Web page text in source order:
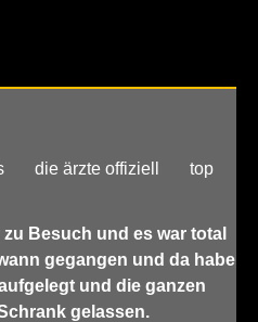
die ärzte offiziell top
Besuch und es war total
gegangen und da habe
und die ganzen
gelassen.